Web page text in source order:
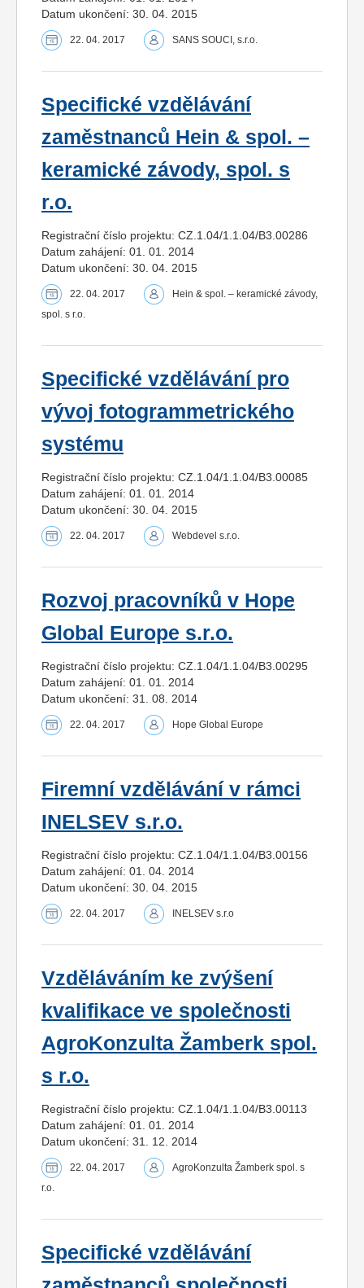
Datum ukončení: 30. 04. 2015
22. 04. 2017 SANS SOUCI, s.r.o.
Specifické vzdělávání
zaměstnanců Hein & spol. –
keramické závody, spol. s
r.o.
Registrační číslo projektu: CZ.1.04/1.1.04/B3.00286
Datum zahájení: 01. 01. 2014
Datum ukončení: 30. 04. 2015
22. 04. 2017
Hein & spol. – keramické závody,
spol. s r.o.
Specifické vzdělávání pro
vývoj fotogrammetrického
systému
Registrační číslo projektu: CZ.1.04/1.1.04/B3.00085
Datum zahájení: 01. 01. 2014
Datum ukončení: 30. 04. 2015
22. 04. 2017 Webdevel s.r.o.
Rozvoj pracovníků v Hope
Global Europe s.r.o.
Registrační číslo projektu: CZ.1.04/1.1.04/B3.00295
Datum zahájení: 01. 01. 2014
Datum ukončení: 31. 08. 2014
22. 04. 2017 Hope Global Europe
Firemní vzdělávání v rámci
INELSEV s.r.o.
Registrační číslo projektu: CZ.1.04/1.1.04/B3.00156
Datum zahájení: 01. 04. 2014
Datum ukončení: 30. 04. 2015
22. 04. 2017 INELSEV s.r.o
Vzděláváním ke zvýšení
kvalifikace ve společnosti
AgroKonzulta Žamberk spol.
s r.o.
Registrační číslo projektu: CZ.1.04/1.1.04/B3.00113
Datum zahájení: 01. 01. 2014
Datum ukončení: 31. 12. 2014
22. 04. 2017
AgroKonzulta Žamberk spol. s
r.o.
Specifické vzdělávání